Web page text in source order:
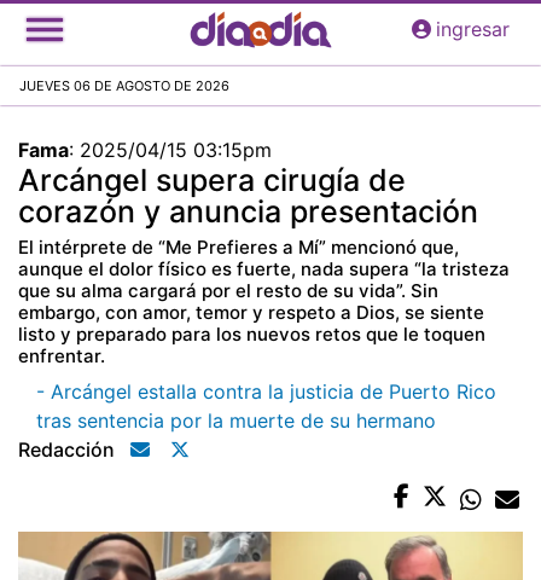
Pasar
al
principal
ingresar
JUEVES 06 DE AGOSTO DE 2026
Fama: 2025/04/15 03:15pm
Arcángel supera cirugía de
corazón y anuncia presentación
El intérprete de “Me Prefieres a Mí” mencionó que,
aunque el dolor físico es fuerte, nada supera “la tristeza
que su alma cargará por el resto de su vida”. Sin
embargo, con amor, temor y respeto a Dios, se siente
listo y preparado para los nuevos retos que le toquen
enfrentar.
- Arcángel estalla contra la justicia de Puerto Rico
tras sentencia por la muerte de su hermano
Redacción